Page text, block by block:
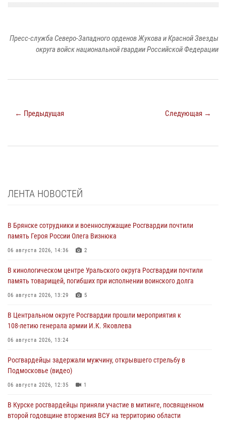
Пресс-служба Северо-Западного орденов Жукова и Красной Звезды
округа войск национальной гвардии Российской Федерации
← Предыдущая Следующая →
ЛЕНТА НОВОСТЕЙ
В Брянске сотрудники и военнослужащие Росгвардии почтили
память Героя России Олега Визнюка
06 августа 2026, 14:36 2
В кинологическом центре Уральского округа Росгвардии почтили
память товарищей, погибших при исполнении воинского долга
06 августа 2026, 13:29 5
В Центральном округе Росгвардии прошли мероприятия к
108‑летию генерала армии И.К. Яковлева
06 августа 2026, 13:24
Росгвардейцы задержали мужчину, открывшего стрельбу в
Подмосковье (видео)
06 августа 2026, 12:35 1
В Курске росгвардейцы приняли участие в митинге, посвященном
второй годовщине вторжения ВСУ на территорию области